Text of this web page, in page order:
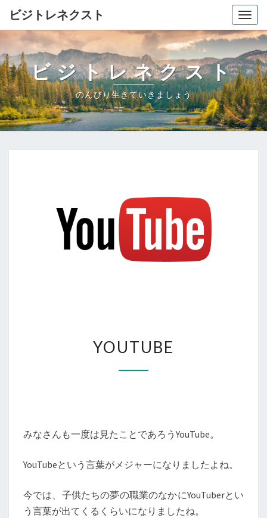
ビジトレネクスト
ビジトレネクスト
のんびり生きていきましょう
YOUTUBE
みなさんも一度は見たことであろうYouTube。
YouTubeという言葉がメジャーになりましたよね。
今では、子供たちの夢の職業のなかにYouTuberとい
う言葉が出てくるくらいになりましたね。